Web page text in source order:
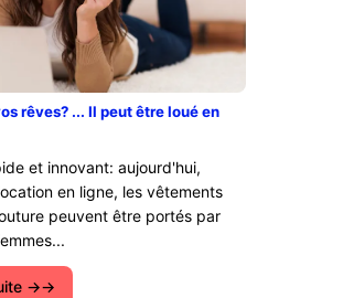
rêves? ... Il peut être loué en
et innovant: aujourd'hui,
en ligne, les vêtements
peuvent être portés par
→